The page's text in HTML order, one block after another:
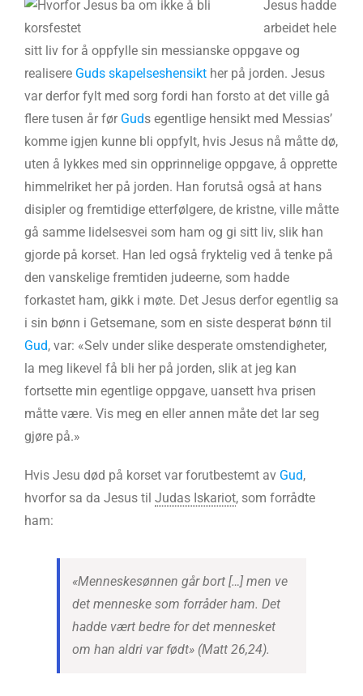
Jesus hadde
arbeidet hele
sitt liv for å oppfylle sin messianske oppgave og
realisere Guds skapelseshensikt her på jorden. Jesus
var derfor fylt med sorg fordi han forsto at det ville gå
flere tusen år før Guds egentlige hensikt med Messias’
komme igjen kunne bli oppfylt, hvis Jesus nå måtte dø,
uten å lykkes med sin opprinnelige oppgave, å opprette
himmelriket her på jorden. Han forutså også at hans
disipler og fremtidige etterfølgere, de kristne, ville måtte
gå samme lidelsesvei som ham og gi sitt liv, slik han
gjorde på korset. Han led også fryktelig ved å tenke på
den vanskelige fremtiden judeerne, som hadde
forkastet ham, gikk i møte. Det Jesus derfor egentlig sa
i sin bønn i Getsemane, som en siste desperat bønn til
Gud, var: «Selv under slike desperate omstendigheter,
la meg likevel få bli her på jorden, slik at jeg kan
fortsette min egentlige oppgave, uansett hva prisen
måtte være. Vis meg en eller annen måte det lar seg
gjøre på.»
Hvis Jesu død på korset var forutbestemt av Gud,
hvorfor sa da Jesus til Judas Iskariot, som forrådte
ham:
«Menneskesønnen går bort […] men ve
det menneske som forråder ham. Det
hadde vært bedre for det mennesket
om han aldri var født» (Matt 26,24).